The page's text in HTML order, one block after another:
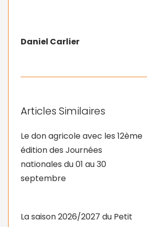
Daniel Carlier
Articles Similaires
Le don agricole avec les 12ème
édition des Journées
nationales du 01 au 30
septembre
La saison 2026/2027 du Petit